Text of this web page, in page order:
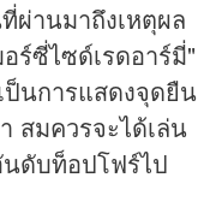
ผ่านมาถึงเหตุผล
ร์ซี่ไซด์เรดอาร์มี่"
ป็นการแสดงจุดยืน
สมควรจะได้เล่น
ดับท็อปโฟร์ไป